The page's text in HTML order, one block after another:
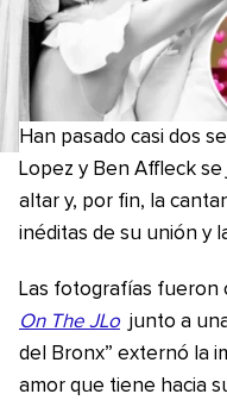
Han pasado casi dos
Lopez y Ben Affleck
altar y, por fin, la
inéditas de su unión y
Las fotografías fueron
On The JLo junto a
del Bronx” externó la
amor que tiene hacia